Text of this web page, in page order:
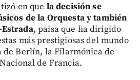
en que la decisión se
de la Orquesta y también
, paisa que ha dirigido
más prestigiosas del mundo
de Berlín, la Filarmónica de
de Francia.